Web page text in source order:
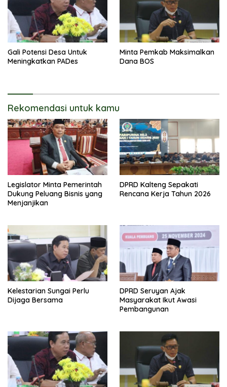
Gali Potensi Desa Untuk
Meningkatkan PADes
Minta Pemkab Maksimalkan
Dana BOS
Rekomendasi untuk kamu
Legislator Minta Pemerintah
Dukung Peluang Bisnis yang
Menjanjikan
DPRD Kalteng Sepakati
Rencana Kerja Tahun 2026
Kelestarian Sungai Perlu
Dijaga Bersama
DPRD Seruyan Ajak
Masyarakat Ikut Awasi
Pembangunan